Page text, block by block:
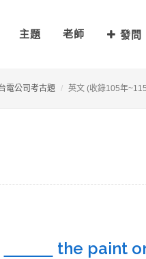
主題 老師 發問
電公司考古題 英文 (收錄105年
the paint